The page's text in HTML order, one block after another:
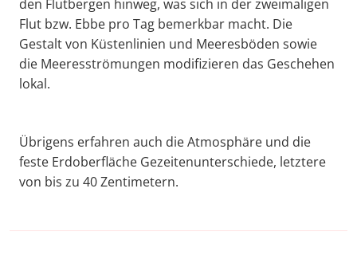
den Flutbergen hinweg, was sich in der zweimaligen
Flut bzw. Ebbe pro Tag bemerkbar macht. Die
Gestalt von Küstenlinien und Meeresböden sowie
die Meeresströmungen modifizieren das Geschehen
lokal.
Übrigens erfahren auch die Atmosphäre und die
feste Erdoberfläche Gezeitenunterschiede, letztere
von bis zu 40 Zentimetern.